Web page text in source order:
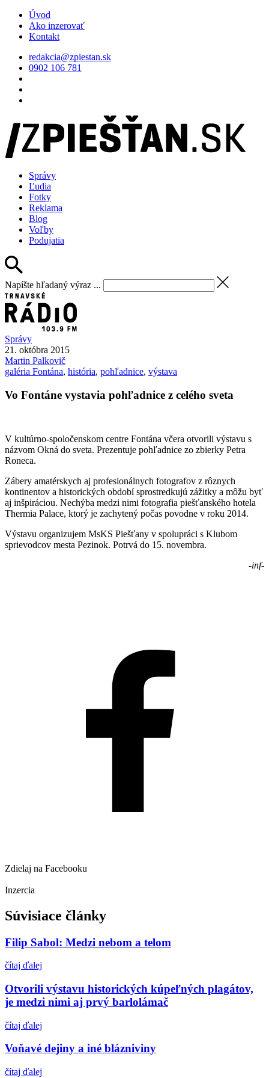
Úvod
Ako inzerovať
Kontakt
redakcia@zpiestan.sk
0902 106 781
Správy
Ľudia
Fotky
Reklama
Blog
Voľby
Podujatia
Napíšte hľadaný výraz ...
Správy
21. októbra 2015
Martin Palkovič
galéria Fontána, história, pohľadnice, výstava
Vo Fontáne vystavia pohľadnice z celého sveta
V kultúrno-spoločenskom centre Fontána včera otvorili výstavu s
názvom Okná do sveta. Prezentuje pohľadnice zo zbierky Petra
Roneca.
Zábery amatérskych aj profesionálnych fotografov z rôznych
kontinentov a historických období sprostredkujú zážitky a môžu byť
aj inšpiráciou. Nechýba medzi nimi fotografia piešťanského hotela
Thermia Palace, ktorý je zachytený počas povodne v roku 2014.
Výstavu organizujem MsKS Piešťany v spolupráci s Klubom
sprievodcov mesta Pezinok. Potrvá do 15. novembra.
-inf-
Zdielaj na Facebooku
Inzercia
Súvisiace články
Filip Sabol: Medzi nebom a telom
čítaj ďalej
Otvorili výstavu historických kúpeľných plagátov,
je medzi nimi aj prvý barlolámač
čítaj ďalej
Voňavé dejiny a iné blázniviny
čítaj ďalej